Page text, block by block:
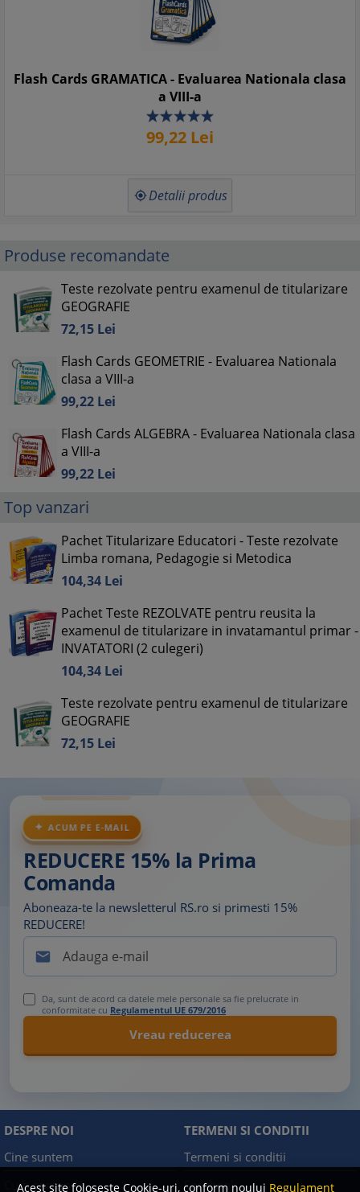
Acest site foloseste Cookie-uri, conform noului Regulament
Flash Cards GRAMATICA - Evaluarea Nationala clasa
a VIII-a
99,22 Lei
 Detalii produs
Produse recomandate
Teste rezolvate pentru examenul de titularizare
GEOGRAFIE
72,15 Lei
Flash Cards GEOMETRIE - Evaluarea Nationala
clasa a VIII-a
99,22 Lei
Flash Cards ALGEBRA - Evaluarea Nationala clasa
a VIII-a
99,22 Lei
Top vanzari
Pachet Titularizare Educatori - Teste rezolvate
Limba romana, Pedagogie si Metodica
104,34 Lei
Pachet Teste REZOLVATE pentru reusita la
examenul de titularizare in invatamantul primar -
INVATATORI (2 culegeri)
104,34 Lei
Teste rezolvate pentru examenul de titularizare
GEOGRAFIE
72,15 Lei
ACUM PE E-MAIL
REDUCERE 15% la Prima
Comanda
Aboneaza-te la newsletterul RS.ro si primesti 15%
REDUCERE!

Da, sunt de acord ca datele mele personale sa fie prelucrate in
conformitate cu Regulamentul UE 679/2016
DESPRE NOI
Cine suntem
Cum comand?
TERMENI SI CONDITII
Termeni si conditii
Facebook